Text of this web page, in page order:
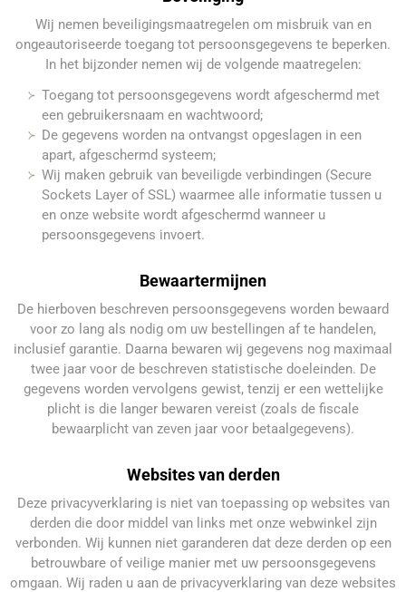
Wij nemen beveiligingsmaatregelen om misbruik van en
ongeautoriseerde toegang tot persoonsgegevens te beperken.
In het bijzonder nemen wij de volgende maatregelen:
Toegang tot persoonsgegevens wordt afgeschermd met
een gebruikersnaam en wachtwoord;
De gegevens worden na ontvangst opgeslagen in een
apart, afgeschermd systeem;
Wij maken gebruik van beveiligde verbindingen (Secure
Sockets Layer of SSL) waarmee alle informatie tussen u
en onze website wordt afgeschermd wanneer u
persoonsgegevens invoert.
Bewaartermijnen
De hierboven beschreven persoonsgegevens worden bewaard
voor zo lang als nodig om uw bestellingen af te handelen,
inclusief garantie. Daarna bewaren wij gegevens nog maximaal
twee jaar voor de beschreven statistische doeleinden. De
gegevens worden vervolgens gewist, tenzij er een wettelijke
plicht is die langer bewaren vereist (zoals de fiscale
bewaarplicht van zeven jaar voor betaalgegevens).
Websites van derden
Deze privacyverklaring is niet van toepassing op websites van
derden die door middel van links met onze webwinkel zijn
verbonden. Wij kunnen niet garanderen dat deze derden op een
betrouwbare of veilige manier met uw persoonsgegevens
omgaan. Wij raden u aan de privacyverklaring van deze websites